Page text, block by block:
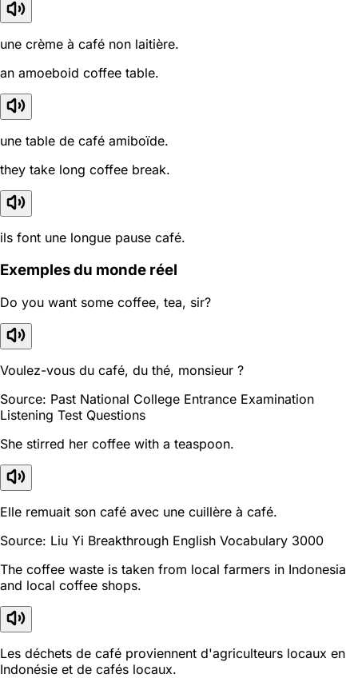
une crème à café non laitière.
an amoeboid coffee table.
une table de café amiboïde.
they take long coffee break.
ils font une longue pause café.
Exemples du monde réel
Do you want some coffee, tea, sir?
Voulez-vous du café, du thé, monsieur ?
Source: Past National College Entrance Examination
Listening Test Questions
She stirred her coffee with a teaspoon.
Elle remuait son café avec une cuillère à café.
Source: Liu Yi Breakthrough English Vocabulary 3000
The coffee waste is taken from local farmers in Indonesia
and local coffee shops.
Les déchets de café proviennent d'agriculteurs locaux en
Indonésie et de cafés locaux.